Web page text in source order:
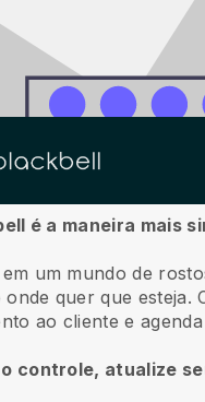
é a maneira mais
um mundo de
quer que esteja.
ao cliente e
controle, atualize